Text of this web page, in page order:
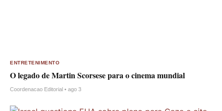
ENTRETENIMENTO
O legado de Martin Scorsese para o cinema mundial
Coordenacao Editorial • ago 3